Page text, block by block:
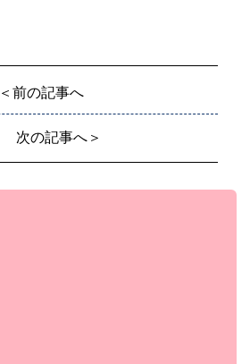
＜前の記事へ
次の記事へ＞